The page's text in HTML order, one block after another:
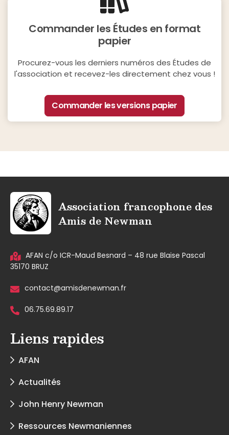
Commander les Études en format
papier
Procurez-vous les derniers numéros des Études de
l'association et recevez-les directement chez vous !
Commander les versions papier
Association francophone des
Amis de Newman
AFAN c/o ICR-Maud Besnard – 48 rue Blaise Pascal
35170 BRUZ
contact@amisdenewman.fr
06.75.69.89.17
Liens rapides
AFAN
Actualités
John Henry Newman
Ressources Newmaniennes